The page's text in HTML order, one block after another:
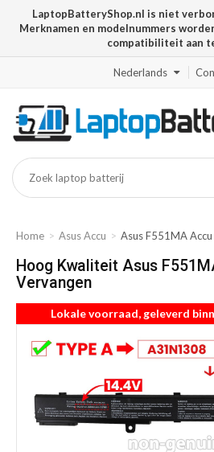
LaptopBatteryShop.nl is niet
Merknamen en modelnummers
compatibiliteit aan
Nederlands
Home Asus Accu Asus F551MA Accu
Hoog Kwaliteit Asus
Vervangen
Lokale voorraad, geleverd